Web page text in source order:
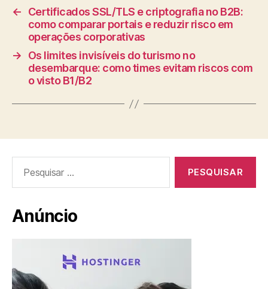
←
Certificados SSL/TLS e criptografia no B2B:
como comparar portais e reduzir risco em
operações corporativas
→
Os limites invisíveis do turismo no
desembarque: como times evitam riscos com
o visto B1/B2
por:
Anúncio